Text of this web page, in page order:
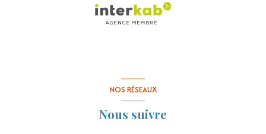
NOS RÉSEAUX
Nous suivre